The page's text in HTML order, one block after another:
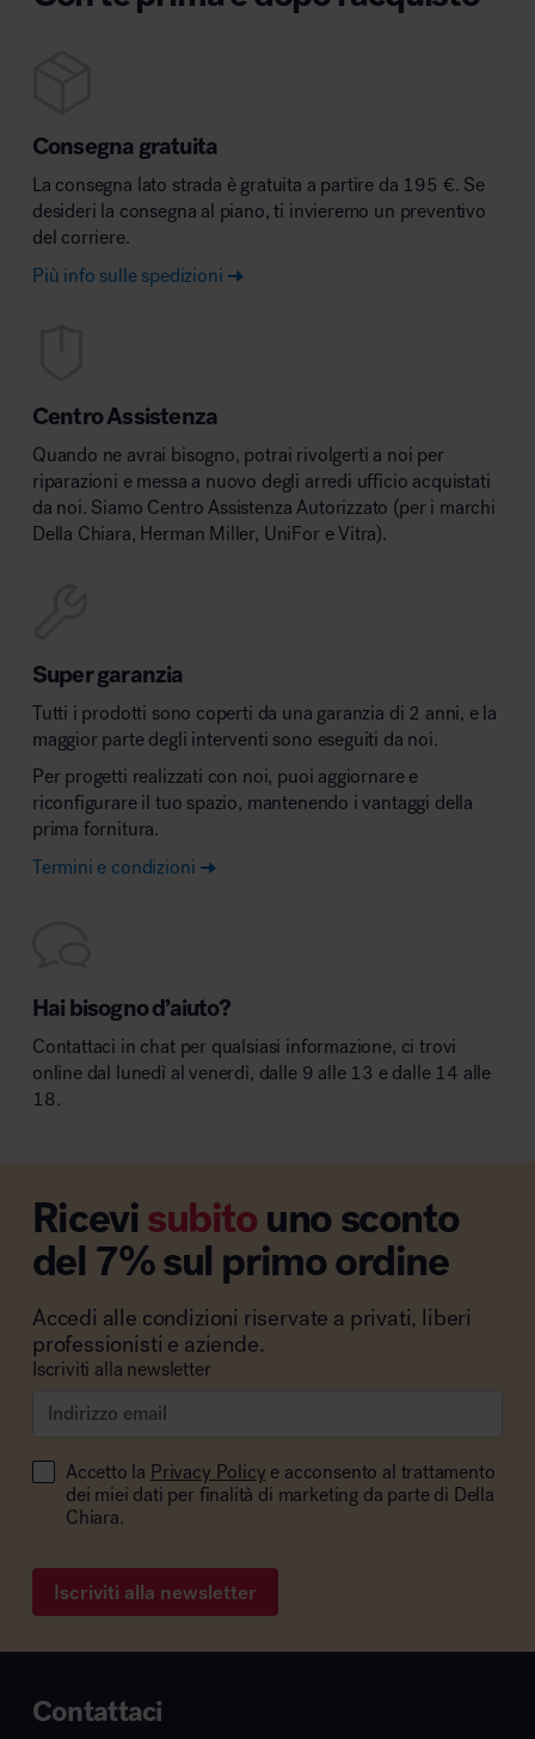
Consegna gratuita
La consegna lato strada è gratuita a partire da 195 €. Se
desideri la consegna al piano, ti invieremo un preventivo
del corriere.
Più info sulle spedizioni
Centro Assistenza
Quando ne avrai bisogno, potrai rivolgerti a noi per
riparazioni e messa a nuovo degli arredi ufficio acquistati
da noi. Siamo Centro Assistenza Autorizzato (per i marchi
Della Chiara, Herman Miller, UniFor e Vitra).
Super garanzia
Tutti i prodotti sono coperti da una garanzia di 2 anni, e la
maggior parte degli interventi sono eseguiti da noi.
Per progetti realizzati con noi, puoi aggiornare e
riconfigurare il tuo spazio, mantenendo i vantaggi della
prima fornitura.
Termini e condizioni
Hai bisogno d’aiuto?
Contattaci in chat per qualsiasi informazione, ci trovi
online dal lunedì al venerdì, dalle 9 alle 13 e dalle 14 alle
18.
Ricevisubitouno sconto
del 7% sul primo ordine
Accedi alle condizioni riservate a privati, liberi
professionisti e aziende.
Iscriviti alla newsletter
Accetto la Privacy Policy e acconsento al trattamento
dei miei dati per finalità di marketing da parte di Della
Chiara.
Iscriviti alla newsletter
Contattaci